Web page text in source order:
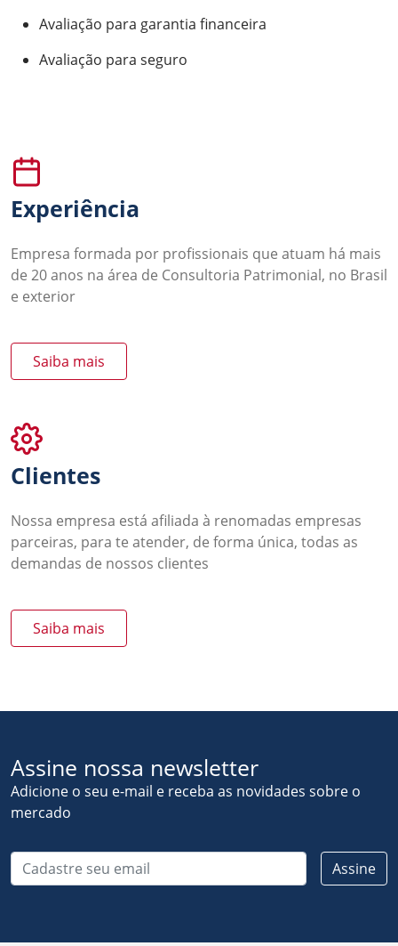
Avaliação para garantia financeira
Avaliação para seguro
Experiência
Empresa formada por profissionais que atuam há mais
de 20 anos na área de Consultoria Patrimonial, no Brasil
e exterior
Saiba mais
Clientes
Nossa empresa está afiliada à renomadas empresas
parceiras, para te atender, de forma única, todas as
demandas de nossos clientes
Saiba mais
Assine nossa newsletter
Adicione o seu e-mail e receba as novidades sobre o
mercado
Cadastre seu email